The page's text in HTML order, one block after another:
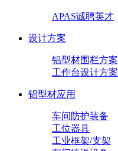
APAS诚聘英才
设计方案
铝型材围栏方案
工作台设计方案
铝型材应用
车间防护装备
工位器具
工业框架/支架